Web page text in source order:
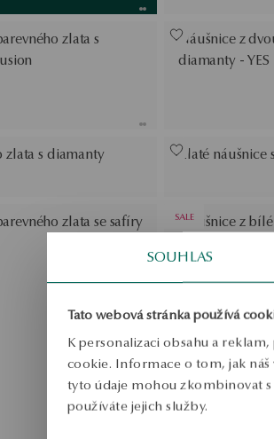
SOUHLAS
Tato webová stránka používá
K personalizaci obsahu a
cookie. Informace o tom, jak
tyto údaje mohou zkombinovat
používáte jejich služby.
zlata s
Náušnice z
diamanty -
zlata s diamanty Zlaté náušnice
zlata se safíry
SALE
Náušnice z
Běžná cena: